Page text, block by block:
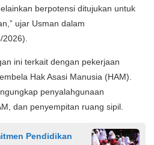
berpotensi ditujukan untuk
ujar Usman dalam
ini terkait dengan pekerjaan
Hak Asasi Manusia (HAM).
penyalahgunaan
dan penyempitan ruang sipil.
Pendidikan